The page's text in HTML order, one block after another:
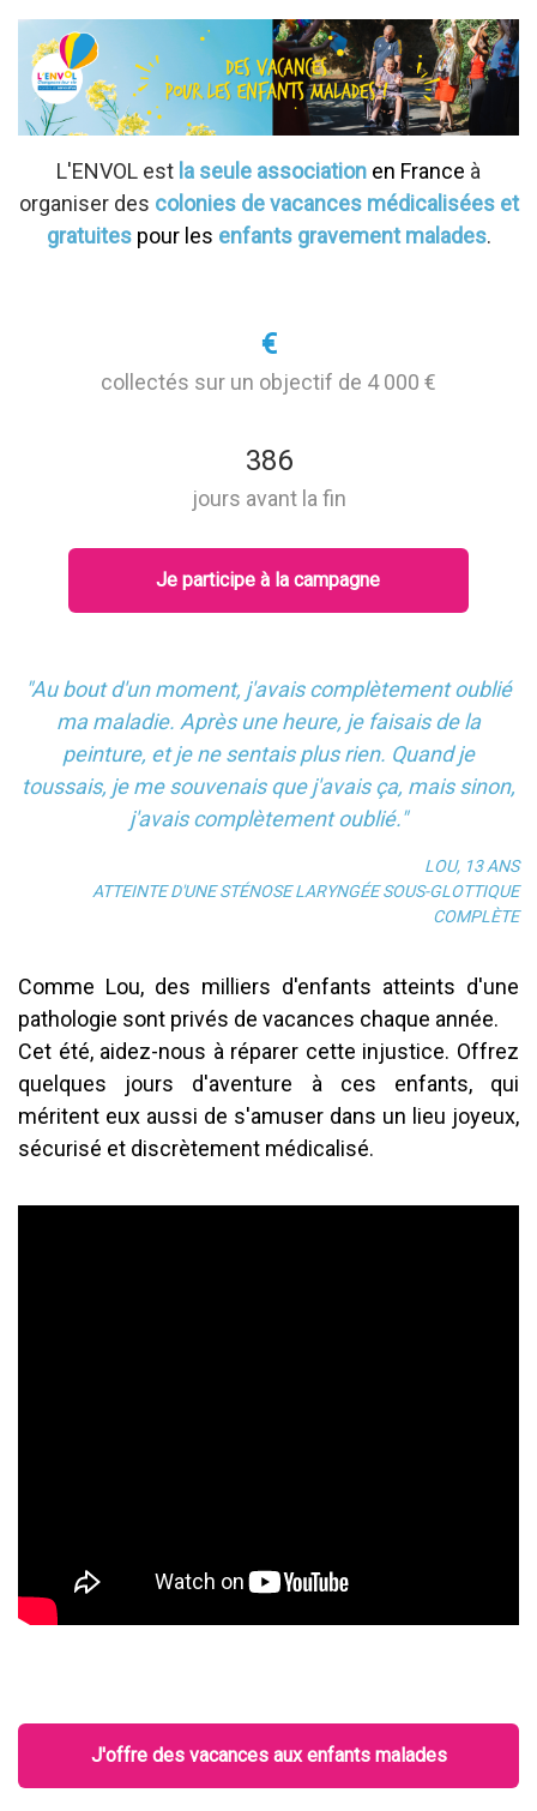
L'ENVOL est la seule association en France à
organiser des colonies de vacances médicalisées et
gratuites pour les enfants gravement malades.
€
collectés sur un objectif de 4 000 €
386
jours avant la fin
Je participe à la campagne
"Au bout d'un moment, j'avais complètement oublié
ma maladie. Après une heure, je faisais de la
peinture, et je ne sentais plus rien. Quand je
toussais, je me souvenais que j'avais ça, mais sinon,
j'avais complètement oublié."
LOU, 13 ANS
ATTEINTE D'UNE STÉNOSE LARYNGÉE SOUS-GLOTTIQUE
COMPLÈTE
Comme Lou, des milliers d'enfants atteints d'une
pathologie sont privés de vacances chaque année.
Cet été, aidez-nous à réparer cette injustice. Offrez
quelques jours d'aventure à ces enfants, qui
méritent eux aussi de s'amuser dans un lieu joyeux,
sécurisé et discrètement médicalisé.
J'offre des vacances aux enfants malades